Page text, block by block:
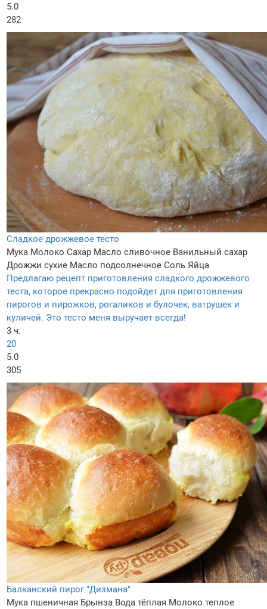
5.0
282
Сладкое дрожжевое тесто
Мука Молоко Сахар Масло сливочное Ванильный сахар
Дрожжи сухие Масло подсолнечное Соль Яйца
Предлагаю рецепт приготовления сладкого дрожжевого
теста, которое прекрасно подойдет для приготовления
пирогов и пирожков, рогаликов и булочек, ватрушек и
куличей. Это тесто меня выручает всегда!
3 ч.
20
5.0
305
Балканский пирог "Дизмана"
Мука пшеничная Брынза Вода тёплая Молоко теплое